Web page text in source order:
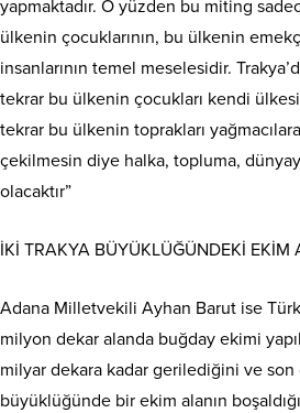
yapmaktadır. O yüzden bu miting
ülkenin çocuklarının, bu ülkenin
insanlarının temel meselesidir.
tekrar bu ülkenin çocukları kendi
tekrar bu ülkenin toprakları
çekilmesin diye halka, topluma,
olacaktır”
İKİ TRAKYA BÜYÜKLÜĞÜNDEKİ EKİM
Adana Milletvekili Ayhan Barut ise
milyon dekar alanda buğday ekimi
milyar dekara kadar gerilediğini ve
büyüklüğünde bir ekim alanın